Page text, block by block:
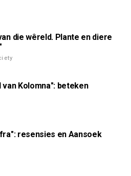
die wêreld. Plante en diere
van Kolomna": beteken
resensies en Aansoek